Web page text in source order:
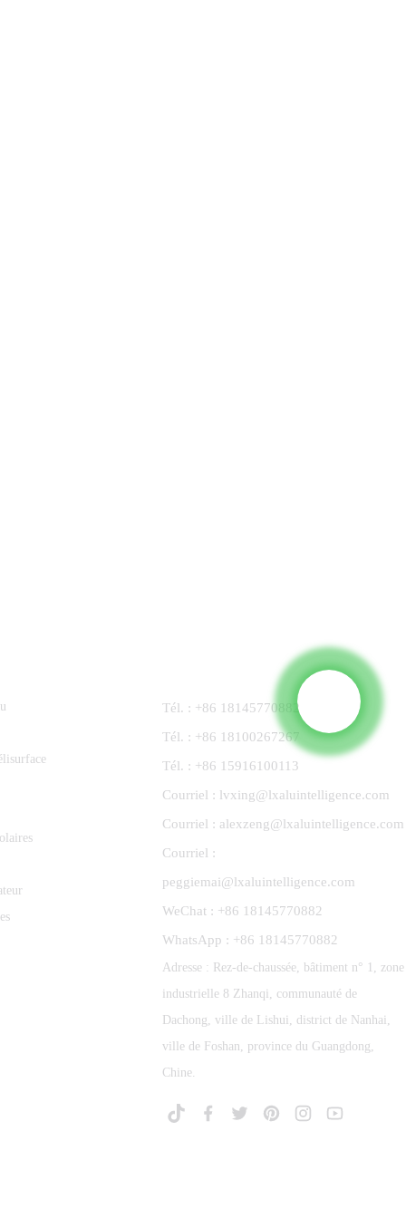
Tél. : +86 18145770882
Tél. : +86 18100267267
Tél. : +86 15916100113
Courriel : lvxing@lxaluintelligence.com
Courriel : alexzeng@lxaluintelligence.com
Courriel :
peggiemai@lxaluintelligence.com
WeChat : +86 18145770882
WhatsApp : +86 18145770882
Adresse : Rez-de-chaussée, bâtiment n° 1, zone
industrielle 8 Zhanqi, communauté de
Dachong, ville de Lishui, district de Nanhai,
ville de Foshan, province du Guangdong,
Chine.